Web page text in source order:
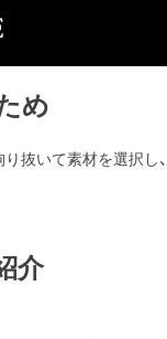
め
抜いて素材を選択し
介